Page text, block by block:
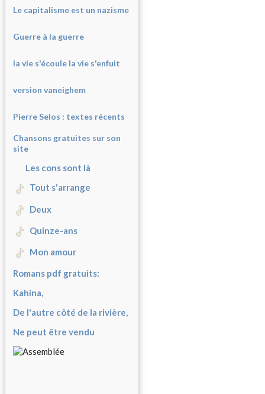
Le capitalisme est un nazisme
Guerre à la guerre
la vie s'écoule la vie s'enfuit
version vaneighem
Pierre Selos : textes récents
Chansons gratuites sur son
site
Les cons sont là
Tout s'arrange
Deux
Quinze-ans
Mon amour
Romans pdf gratuits:
Kahina,
De l'autre côté de la rivière,
Ne peut être vendu